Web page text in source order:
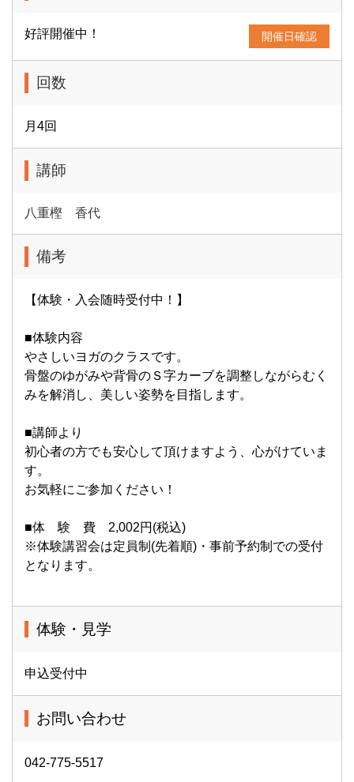
好評開催中！ 開催日確認
回数
月4回
講師
八重樫 香代
備考
【体験・入会随時受付中！】
■体験内容
やさしいヨガのクラスです。
骨盤のゆがみや背骨のＳ字カーブを調整しながらむく
みを解消し、美しい姿勢を目指します。
■講師より
初心者の方でも安心して頂けますよう、心がけていま
す。
お気軽にご参加ください！
■体 験 費 2,002円(税込)
※体験講習会は定員制(先着順)・事前予約制での受付
となります。
体験・見学
申込受付中
お問い合わせ
042-775-5517